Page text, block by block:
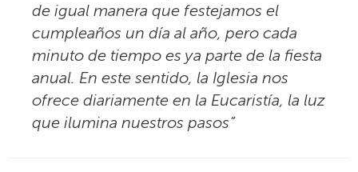
de igual manera que festejamos el
cumpleaños un día al año, pero cada
minuto de tiempo es ya parte de la fiesta
anual. En este sentido, la Iglesia nos
ofrece diariamente en la Eucaristía, la luz
que ilumina nuestros pasos”